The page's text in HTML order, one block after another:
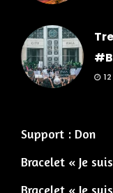
Support : Don
Bracelet « Je
Bracelet « Je